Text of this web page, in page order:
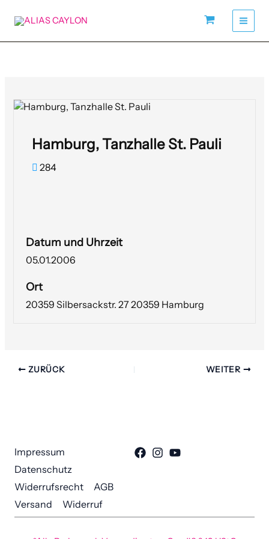
Inhalt
Hamburg, Tanzhalle St. Pauli
284
Datum und Uhrzeit
05.01.2006
Ort
20359 Silbersackstr. 27 20359 Hamburg
ZURÜCK WEITER
Impressum
Datenschutz
Widerrufsrecht
AGB
Versand
Widerruf